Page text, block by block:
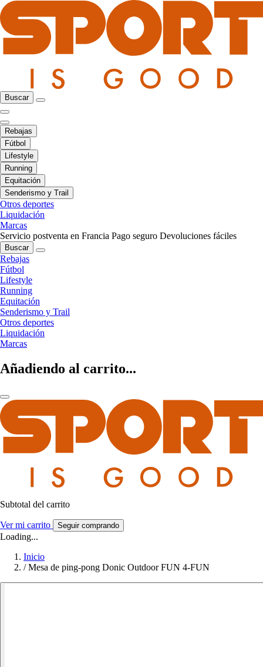
Buscar
Rebajas
Fútbol
Lifestyle
Running
Equitación
Senderismo y Trail
Otros deportes
Liquidación
Marcas
Servicio postventa en Francia Pago seguro Devoluciones fáciles
Buscar
Rebajas
Fútbol
Lifestyle
Running
Equitación
Senderismo y Trail
Otros deportes
Liquidación
Marcas
Añadiendo al carrito...
Subtotal del carrito
Ver mi carrito Seguir comprando
Loading...
Inicio
/ Mesa de ping-pong Donic Outdoor FUN 4-FUN